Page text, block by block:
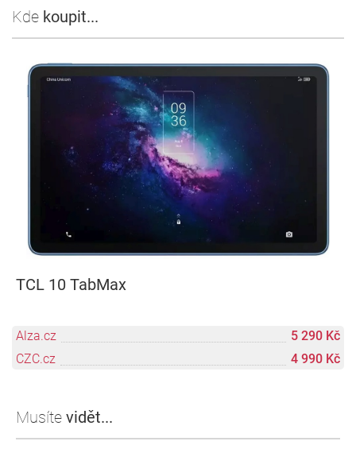
Kde koupit...
TCL 10 TabMax
Alza.cz
5 290 Kč
CZC.cz
4 990 Kč
Musíte vidět...